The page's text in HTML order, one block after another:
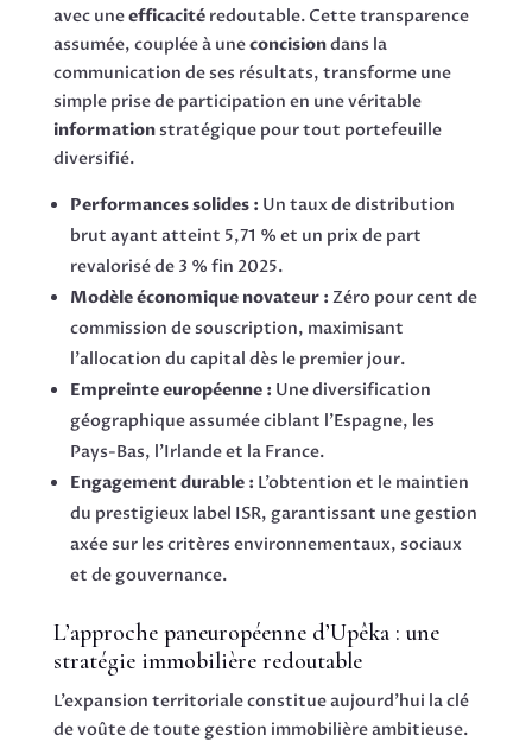
avec uneefficacitéredoutable. Cette transparence
assumée, couplée à uneconcisiondans la
communication de ses résultats, transforme une
simple prise de participation en une véritable
informationstratégique pour tout portefeuille
diversifié.
Performances solides : Un taux de distribution
brut ayant atteint 5,71 % et un prix de part
revalorisé de 3 % fin 2025.
Modèle économique novateur : Zéro pour cent de
commission de souscription, maximisant
l’allocation du capital dès le premier jour.
Empreinte européenne : Une diversification
géographique assumée ciblant l’Espagne, les
Pays-Bas, l’Irlande et la France.
Engagement durable : L’obtention et le maintien
du prestigieux label ISR, garantissant une gestion
axée sur les critères environnementaux, sociaux
et de gouvernance.
L’approche paneuropéenne d’Upêka : une
stratégie immobilière redoutable
L’expansion territoriale constitue aujourd’hui la clé
de voûte de toute gestion immobilière ambitieuse.